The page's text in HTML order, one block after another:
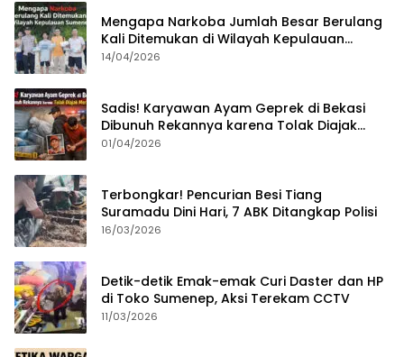
Mengapa Narkoba Jumlah Besar Berulang
Kali Ditemukan di Wilayah Kepulauan
Sumenep?
14/04/2026
Sadis! Karyawan Ayam Geprek di Bekasi
Dibunuh Rekannya karena Tolak Diajak
Merampok Majikan
01/04/2026
Terbongkar! Pencurian Besi Tiang
Suramadu Dini Hari, 7 ABK Ditangkap Polisi
16/03/2026
Detik-detik Emak-emak Curi Daster dan HP
di Toko Sumenep, Aksi Terekam CCTV
11/03/2026